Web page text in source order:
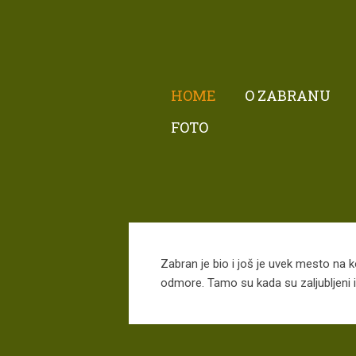
HOME
O ZABRANU
FOTO
Zabran je bio i još je uvek mesto na
odmore. Tamo su kada su zaljubljeni